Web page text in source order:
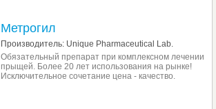
Метрогил
Производитель: Unique Pharmaceutical Lab.
Обязательный препарат при комплексном лечении
прыщей. Более 20 лет использования на рынке!
Исключительное сочетание цена - качество.